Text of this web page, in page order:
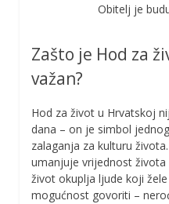
Obitelj je
Zašto je Hod za
važan?
Hod za život u Hrvatskoj
dana – on je simbol
zalaganja za kulturu
umanjuje vrijednost
život okuplja ljude koji
mogućnost govoriti –